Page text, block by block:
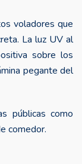
voladores que
La luz UV al
sobre los
pegante del
públicas como
comedor.